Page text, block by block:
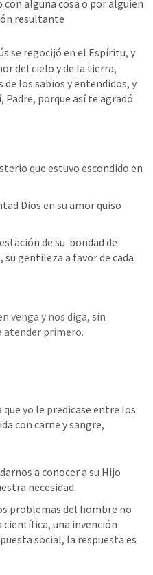
con alguna cosa o por alguien
resultante
se regocijó en el Espíritu, y
del cielo y de la tierra,
de los sabios y entendidos, y
Padre, porque así te agradó.
que estuvo escondido en
Dios en su amor quiso
de su  bondad de
gentileza a favor de cada
venga y nos diga, sin
atender primero.
yo le predicase entre los
con carne y sangre,
a conocer a su Hijo
necesidad.
problemas del hombre no
una invención
social, la respuesta es